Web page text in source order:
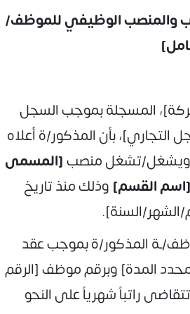
والمنصب الوظيفي للموظف/
المسجلة بموجب السجل
التجاري]، بأن المذكور/ة أعلاه
ويشغل/تشغل منصب[المسمى
[اسم القسم] وذلك منذ تاريخ
الشهر/السنة].
ـة المذكور/ة بموجب عقد
المدة] وبرقم موظف [الرقم
راتباً شهرياً على النحو